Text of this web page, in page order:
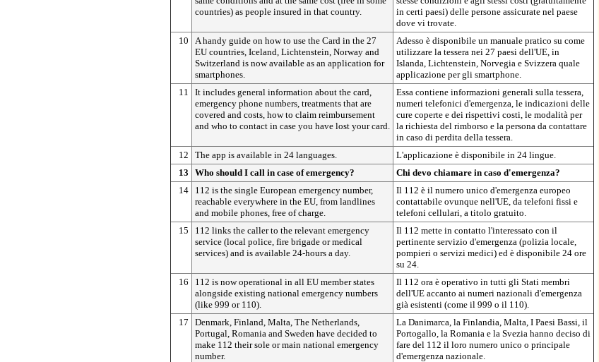
countries) as people insured in that country.
in certi paesi) delle persone assicurate nel paese
dove vi trovate.
10
A handy guide on how to use the Card in the 27
EU countries, Iceland, Lichtenstein, Norway and
Switzerland is now available as an application for
smartphones.
Adesso è disponibile un manuale pratico su come
utilizzare la tessera nei 27 paesi dell'UE, in
Islanda, Lichtenstein, Norvegia e Svizzera quale
applicazione per gli smartphone.
11
It includes general information about the card,
emergency phone numbers, treatments that are
covered and costs, how to claim reimbursement
and who to contact in case you have lost your card.
Essa contiene informazioni generali sulla tessera,
numeri telefonici d'emergenza, le indicazioni delle
cure coperte e dei rispettivi costi, le modalità per
la richiesta del rimborso e la persona da contattare
in caso di perdita della tessera.
12
The app is available in 24 languages.
L'applicazione è disponibile in 24 lingue.
13
Who should I call in case of emergency?
Chi devo chiamare in caso d'emergenza?
14
112 is the single European emergency number,
reachable everywhere in the EU, from landlines
and mobile phones, free of charge.
Il 112 è il numero unico d'emergenza europeo
contattabile ovunque nell'UE, da telefoni fissi e
telefoni cellulari, a titolo gratuito.
15
112 links the caller to the relevant emergency
service (local police, fire brigade or medical
services) and is available 24-hours a day.
Il 112 mette in contatto l'interessato con il
pertinente servizio d'emergenza (polizia locale,
pompieri o servizi medici) ed è disponibile 24 ore
su 24.
16
112 is now operational in all EU member states
alongside existing national emergency numbers
(like 999 or 110).
Il 112 ora è operativo in tutti gli Stati membri
dell'UE accanto ai numeri nazionali d'emergenza
già esistenti (come il 999 o il 110).
17
Denmark, Finland, Malta, The Netherlands,
Portugal, Romania and Sweden have decided to
make 112 their sole or main national emergency
number.
La Danimarca, la Finlandia, Malta, I Paesi Bassi, il
Portogallo, la Romania e la Svezia hanno deciso di
fare del 112 il loro numero unico o principale
d'emergenza nazionale.